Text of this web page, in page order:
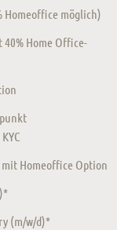
Homeoffice möglich)
Home Office-
Homeoffice Option
(m/w/d)*